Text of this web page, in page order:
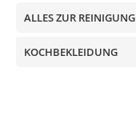
ALLES ZUR REINIGUNG
KOCHBEKLEIDUNG